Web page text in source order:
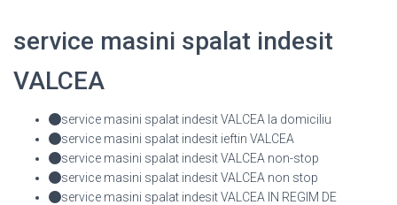
service masini spalat indesit
VALCEA
service masini spalat indesit VALCEA la domiciliu
service masini spalat indesit ieftin VALCEA
service masini spalat indesit VALCEA non-stop
service masini spalat indesit VALCEA non stop
service masini spalat indesit VALCEA IN REGIM DE